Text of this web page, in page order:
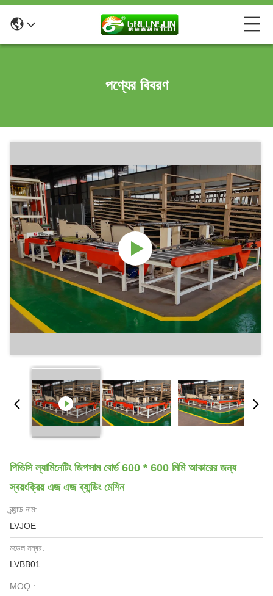
পণ্যের বিবরণ
পিভিসি ল্যামিনেটিং জিপসাম বোর্ড 600 * 600 মিমি আকারের জন্য
স্বয়ংক্রিয় এজ এজ ব্যান্ডিং মেশিন
ব্র্যান্ড নাম:
LVJOE
মডেল নম্বর:
LVBB01
MOQ.: